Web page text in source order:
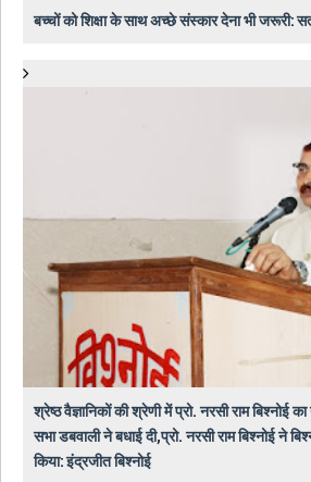
बच्चों को शिक्षा के साथ अच्छे संस्कार देना भी जरूरी:
श्रेष्ठ वैज्ञानिकों की श्रेणी में प्रो. नरसी राम बिश्नोई
सभा डबवाली ने बधाई दी,प्रो. नरसी राम बिश्नोई ने
किया: इंद्रजीत बिश्नोई